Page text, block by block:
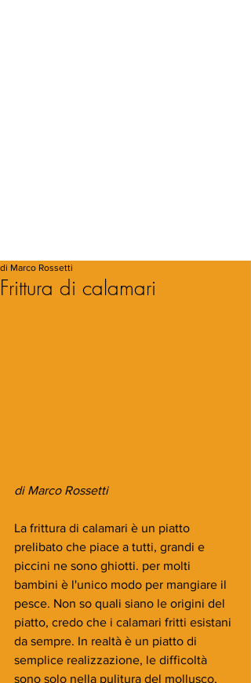
Frittura di calamari
di Marco Rossetti
di Marco Rossetti
La frittura di calamari è un piatto
prelibato che piace a tutti, grandi e
piccini ne sono ghiotti. per molti
bambini è l'unico modo per mangiare il
pesce. Non so quali siano le origini del
piatto, credo che i calamari fritti esistani
da sempre. In realtà è un piatto di
semplice realizzazione, le difficoltà
sono solo nella pulitura del mollusco,